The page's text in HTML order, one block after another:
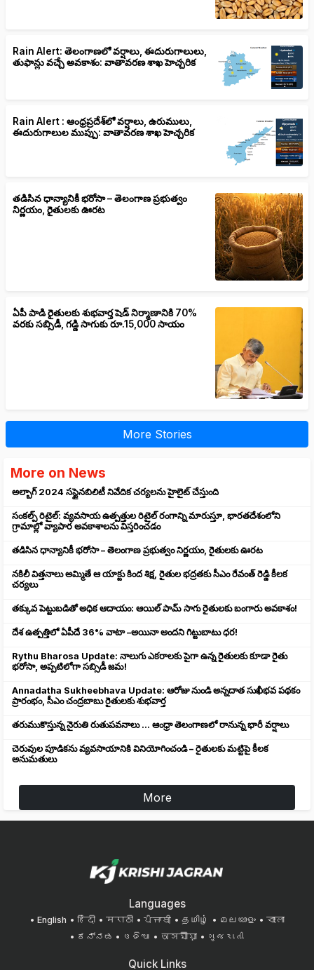
Rain Alert: తెలంగాణలో వర్షాలు, ఈదురుగాలులు,
తుఫాన్లు వచ్చే అవకాశం: వాతావరణ శాఖ హెచ్చరిక
Rain Alert : ఆంధ్రప్రదేశ్‌లో వర్షాలు, ఉరుములు,
ఈదురుగాలుల ముప్పు: వాతావరణ శాఖ హెచ్చరిక
తడిసిన ధాన్యానికీ భరోసా – తెలంగాణ ప్రభుత్వం
నిర్ణయం, రైతులకు ఊరట
ఏపీ పాడి రైతులకు శుభవార్త షెడ్ నిర్మాణానికి 70%
వరకు సబ్సిడీ, గడ్డి సాగుకు రూ.15,000 సాయం
More Stories
More on News
అల్బాగ్ 2024 సస్టైనబిలిటీ నివేదిక చర్యలను హైలైట్ చేస్తుంది
సంకల్ప్ రిటైల్: వ్యవసాయ ఉత్పత్తుల రిటైల్ రంగాన్ని మారుస్తూ, భారతదేశంలోని
గ్రామాల్లో వ్యాపార అవకాశాలను విస్తరించడం
తడిసిన ధాన్యానికీ భరోసా – తెలంగాణ ప్రభుత్వం నిర్ణయం, రైతులకు ఊరట
నకిలీ విత్తనాలు అమ్మితే ఆ యాక్టు కింద శిక్ష, రైతుల భద్రతకు సీఎం రేవంత్ రెడ్డి కీలక
చర్యలు
తక్కువ పెట్టుబడితో అధిక ఆదాయం: ఆయిల్ పామ్ సాగు రైతులకు బంగారు అవకాశం!
దేశ ఉత్పత్తిలో ఏపీదే 36% వాటా –అయినా అందని గిట్టుబాటు ధర!
Rythu Bharosa Update: నాలుగు ఎకరాలకు పైగా ఉన్న రైతులకు కూడా రైతు
భరోసా, అప్పటిలోగా సబ్సిడీ జమ!
Annadatha Sukheebhava Update: ఆరోజు నుండి అన్నదాత సుఖీభవ పథకం
ప్రారంభం, సీఎం చంద్రబాబు రైతులకు శుభవార్త
తరుముకొస్తున్న నైరుతి రుతుపవనాలు ... ఆంధ్రా తెలంగాణలో రానున్న భారీ వర్షాలు
చెరువుల పూడికను వ్యవసాయానికి వినియోగించండి – రైతులకు మట్టిపై కీలక
అనుమతులు
More
Languages
English हिंदी मराठी ਪੰਜਾਬੀ தமிழ் മലയാളം
বাংলা
ಕನ್ನಡ
ଓଡିଆ অসমীয়া ગુજરાતી
Quick Links